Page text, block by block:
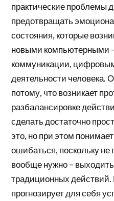
практические проблемы
предотвращать
состояния, которые
новыми компьютерными
коммуникации,
деятельности человека.
потому, что возникает
разбалансировке
сделать достаточно
это, но при этом
ошибаться, поскольку не
вообще нужно –
традиционных действий.
прогнозирует для себя